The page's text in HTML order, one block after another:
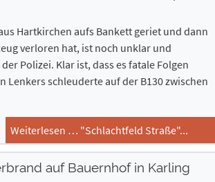
Hartkirchen aufs Bankett geriet und dann
verloren hat, ist noch unklar und
Polizei. Klar ist, dass es fatale Folgen
Lenkers schleuderte auf der B130 zwischen
Weiterlesen … "Schlachtfeld Straße"...
auf Bauernhof in Karling